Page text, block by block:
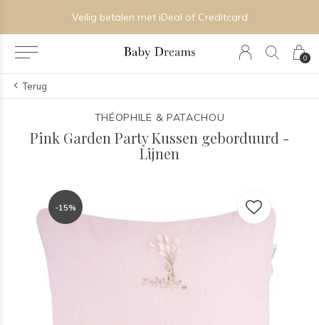
0
Veilig betalen met iDeal of Creditcard
Terug
THÉOPHILE & PATACHOU
Pink Garden Party Kussen geborduurd -
Lijnen
-15%